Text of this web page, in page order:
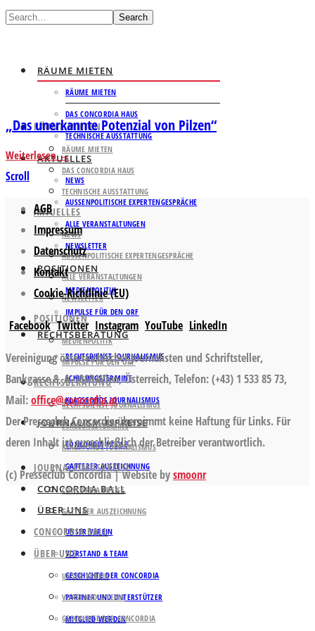
Search
RÄUME MIETEN
RÄUME MIETEN
DAS CONCORDIA HAUS
TECHNISCHE AUSSTATTUNG
AKTUELLES
NEWS
AUSSENPOLITISCHE EXPERTENGESPRÄCHE
ALLE VERANSTALTUNGEN
NEWSLETTER
POSITIONEN
MEDIENPOLITIK
IMPULSE FÜR DEN ORF
RECHTSBERATUNG
RECHTSDIENST JOURNALISMUS
SCHULUNGSTERMINE
KLAGSFONDS JOURNALISMUS
JOURNALISMUSPREISE
CONCORDIA PREISE
GATTERER AUSZEICHNUNG
CONCORDIA BALL
ÜBER UNS
UNSER VEREIN
VORSTAND & TEAM
GESCHICHTE DER CONCORDIA
PARTNER UND UNTERSTÜTZER
MITGLIED WERDEN
RÄUME MIETEN
RÄUME MIETEN
DAS CONCORDIA HAUS
TECHNISCHE AUSSTATTUNG
AKTUELLES
NEWS
AUSSENPOLITISCHE EXPERTENGESPRÄCHE
ALLE VERANSTALTUNGEN
NEWSLETTER
POSITIONEN
MEDIENPOLITIK
IMPULSE FÜR DEN ORF
RECHTSBERATUNG
RECHTSDIENST JOURNALISMUS
SCHULUNGSTERMINE
KLAGSFONDS JOURNALISMUS
JOURNALISMUSPREISE
CONCORDIA PREISE
GATTERER AUSZEICHNUNG
CONCORDIA BALL
ÜBER UNS
UNSER VEREIN
VORSTAND & TEAM
GESCHICHTE DER CONCORDIA
„Das unerkannte Potenzial von Pilzen“
Weiterlesen
Scroll
AGB
Impressum
Datenschutz
Kontakt
Cookie-Richtlinie (EU)
Facebook Twitter Instagram YouTube LinkedIn
Vereinigung österreichischer Journalisten und Schriftsteller,
Bankgasse 8, A-1010 Wien, Österreich, Telefon: (+43) 1 533 85 73,
Mail:office@concordia.at.
Der Presseclub Concordia übernimmt keine Haftung für Links. Für
deren Inhalt ist ausschließlich der Betreiber verantwortlich.
(c) Presseclub Concordia | website bysmoonr